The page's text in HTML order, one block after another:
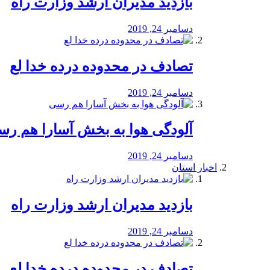
دسامبر 24, 2019
تصادف در محدوده درده خدا لع
دسامبر 24, 2019
آلودگی هوا به بخش آسارا هم
دسامبر 24, 2019
اخبار استان
بازدید مدیران ارشد وزارت راه
دسامبر 24, 2019